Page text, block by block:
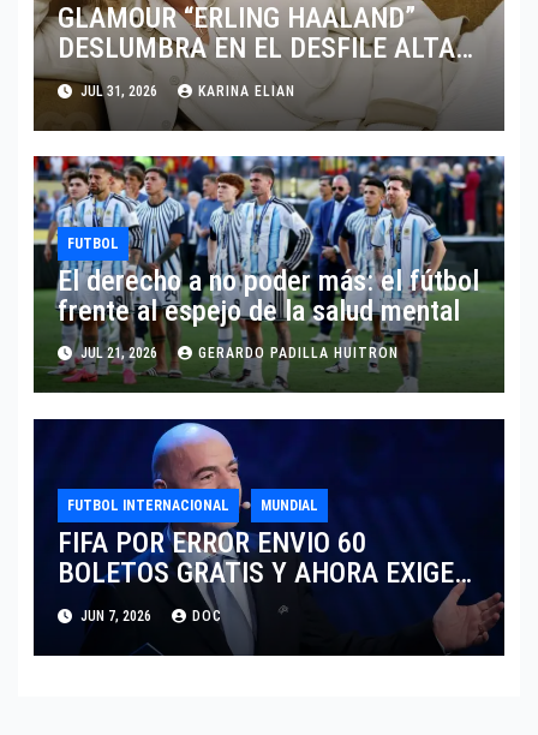
GLAMOUR “ERLING HAALAND”
DESLUMBRA EN EL DESFILE ALTA
SARTORIA DE DOLCE & GABBANA
TRAS EL MUNDIAL 2026
JUL 31, 2026 KARINA ELIAN
FUTBOL
El derecho a no poder más: el fútbol
frente al espejo de la salud mental
JUL 21, 2026 GERARDO PADILLA HUITRON
FUTBOL INTERNACIONAL MUNDIAL
FIFA POR ERROR ENVIO 60
BOLETOS GRATIS Y AHORA EXIGE
COBRO.
JUN 7, 2026 DOC